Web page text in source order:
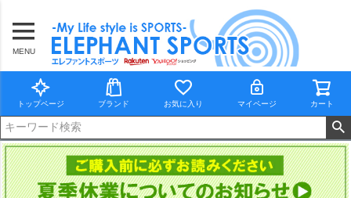
MENU
トップページ ブランド お気に入り マイページ カート